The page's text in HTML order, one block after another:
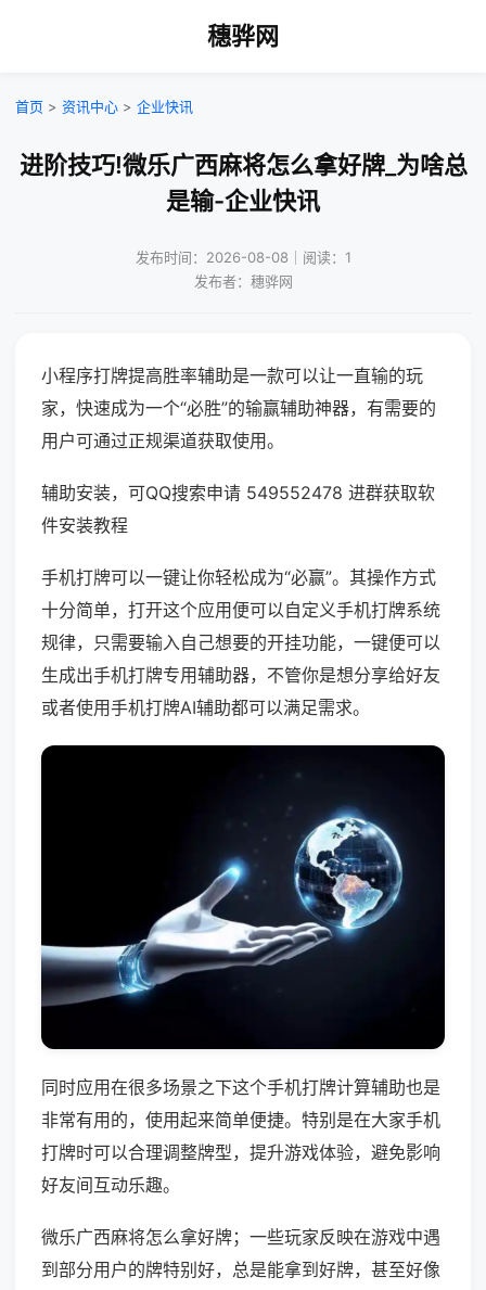
穗骅网
首页 > 资讯中心 > 企业快讯
进阶技巧!微乐广西麻将怎么拿好牌_为啥总
是输-企业快讯
发布时间：2026-08-08｜阅读：1
发布者：穗骅网
小程序打牌提高胜率辅助是一款可以让一直输的玩
家，快速成为一个“必胜”的输赢辅助神器，有需要的
用户可通过正规渠道获取使用。
辅助安装，可QQ搜索申请 549552478 进群获取软
件安装教程
手机打牌可以一键让你轻松成为“必赢”。其操作方式
十分简单，打开这个应用便可以自定义手机打牌系统
规律，只需要输入自己想要的开挂功能，一键便可以
生成出手机打牌专用辅助器，不管你是想分享给好友
或者使用手机打牌AI辅助都可以满足需求。
同时应用在很多场景之下这个手机打牌计算辅助也是
非常有用的，使用起来简单便捷。特别是在大家手机
打牌时可以合理调整牌型，提升游戏体验，避免影响
好友间互动乐趣。
微乐广西麻将怎么拿好牌；一些玩家反映在游戏中遇
到部分用户的牌特别好，总是能拿到好牌，甚至好像